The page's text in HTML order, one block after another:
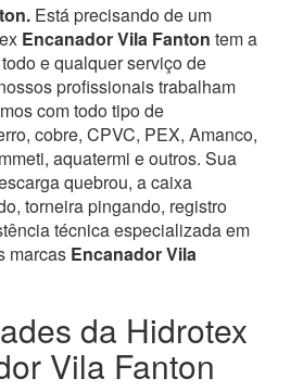
Está precisando de um
Encanador Vila Fanton tem a
e qualquer serviço de
profissionais trabalham
com todo tipo de
cobre, CPVC, PEX, Amanco,
aquatermi e outros. Sua
quebrou, a caixa
torneira pingando, registro
técnica especializada em
marcas Encanador Vila
da Hidrotex
Vila Fanton